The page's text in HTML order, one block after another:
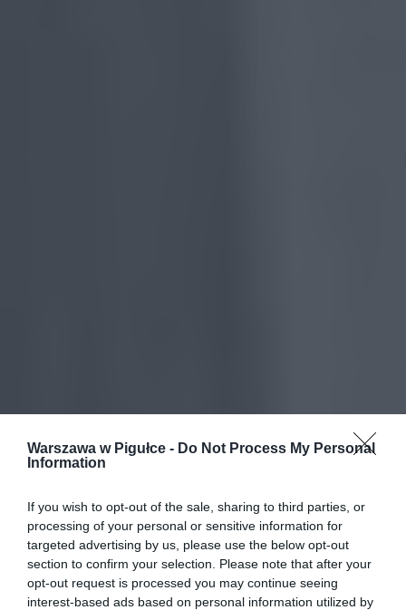
Warszawa w Pigułce - Do Not Process My Personal
Information
If you wish to opt-out of the sale, sharing to third parties, or
processing of your personal or sensitive information for
targeted advertising by us, please use the below opt-out
section to confirm your selection. Please note that after your
opt-out request is processed you may continue seeing
interest-based ads based on personal information utilized by